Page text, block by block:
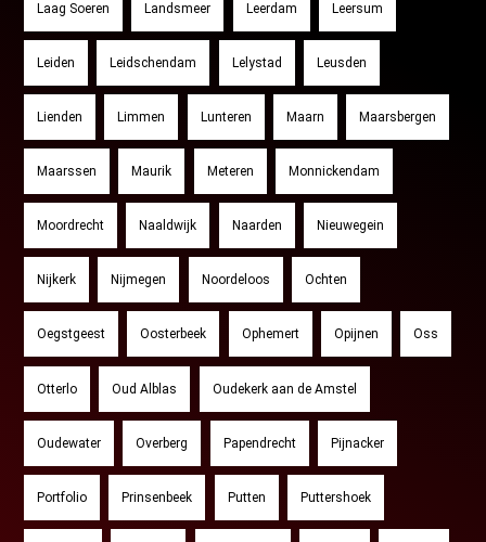
Laag Soeren Landsmeer Leerdam Leersum
Leiden Leidschendam Lelystad Leusden
Lienden Limmen Lunteren Maarn Maarsbergen
Maarssen Maurik Meteren Monnickendam
Moordrecht Naaldwijk Naarden Nieuwegein
Nijkerk Nijmegen Noordeloos Ochten
Oegstgeest Oosterbeek Ophemert Opijnen Oss
Otterlo Oud Alblas Oudekerk aan de Amstel
Oudewater Overberg Papendrecht Pijnacker
Portfolio Prinsenbeek Putten Puttershoek